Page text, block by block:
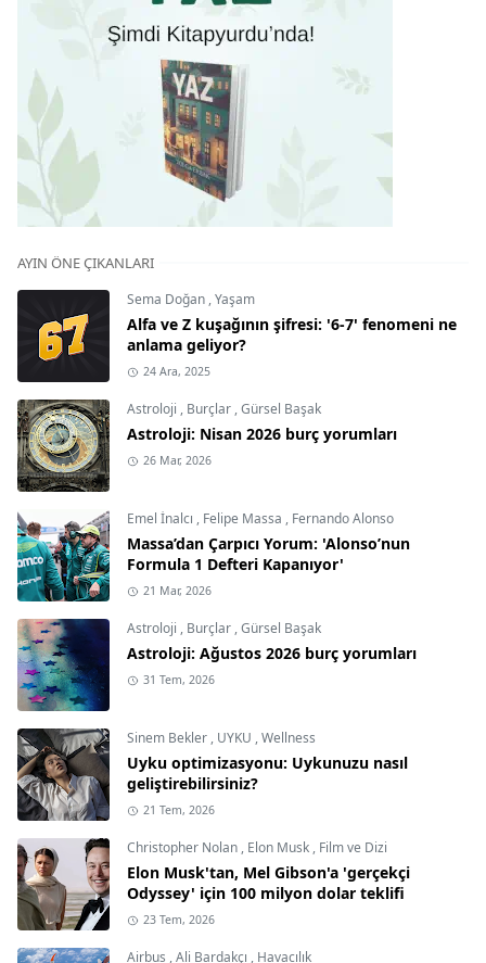
AYIN ÖNE ÇIKANLARI
Sema Doğan,Yaşam
Alfa ve Z kuşağının şifresi: '6-7' fenomeni ne
anlama geliyor?
24 Ara, 2025
Astroloji , Burçlar,Gürsel Başak
Astroloji: Nisan 2026 burç yorumları
26 Mar, 2026
Emel İnalcı , Felipe Massa , Fernando Alonso
Massa’dan Çarpıcı Yorum: 'Alonso’nun
Formula 1 Defteri Kapanıyor'
21 Mar, 2026
Astroloji , Burçlar,Gürsel Başak
Astroloji: Ağustos 2026 burç yorumları
31 Tem, 2026
Sinem Bekler, UYKU ,Wellness
Uyku optimizasyonu: Uykunuzu nasıl
geliştirebilirsiniz?
21 Tem, 2026
Christopher Nolan, Elon Musk, Film ve Dizi
Elon Musk'tan, Mel Gibson'a 'gerçekçi
Odyssey' için 100 milyon dolar teklifi
23 Tem, 2026
Airbus ,Ali Bardakçı , Havacılık